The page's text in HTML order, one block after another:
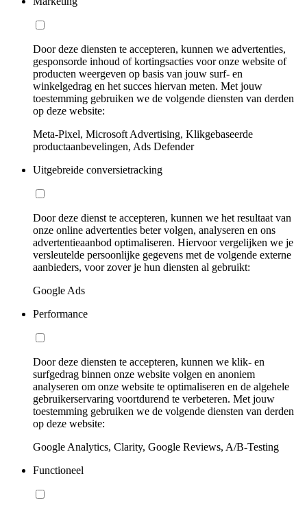
Door deze diensten te accepteren, kunnen we advertenties,
gesponsorde inhoud of kortingsacties voor onze website of
producten weergeven op basis van jouw surf- en
winkelgedrag en het succes hiervan meten. Met jouw
toestemming gebruiken we de volgende diensten van derden
op deze website:
Meta-Pixel, Microsoft Advertising, Klikgebaseerde
productaanbevelingen, Ads Defender
Uitgebreide conversietracking
Door deze dienst te accepteren, kunnen we het resultaat van
onze online advertenties beter volgen, analyseren en ons
advertentieaanbod optimaliseren. Hiervoor vergelijken we je
versleutelde persoonlijke gegevens met de volgende externe
aanbieders, voor zover je hun diensten al gebruikt:
Google Ads
Performance
Door deze diensten te accepteren, kunnen we klik- en
surfgedrag binnen onze website volgen en anoniem
analyseren om onze website te optimaliseren en de algehele
gebruikerservaring voortdurend te verbeteren. Met jouw
toestemming gebruiken we de volgende diensten van derden
op deze website:
Google Analytics, Clarity, Google Reviews, A/B-Testing
Functioneel